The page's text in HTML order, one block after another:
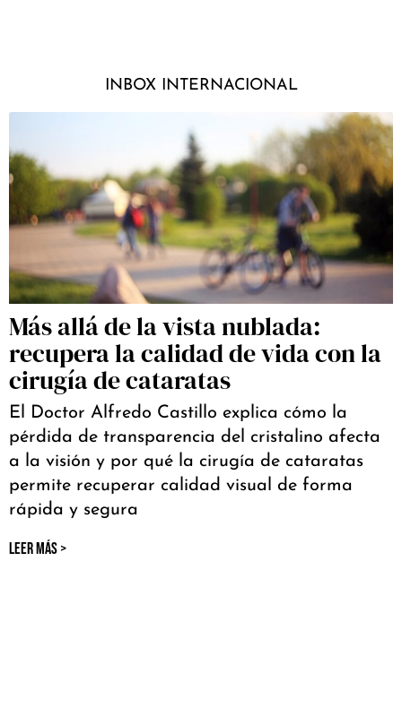
INBOX INTERNACIONAL
Más allá de la vista nublada:
recupera la calidad de vida con la
cirugía de cataratas
El Doctor Alfredo Castillo explica cómo la
pérdida de transparencia del cristalino afecta
a la visión y por qué la cirugía de cataratas
permite recuperar calidad visual de forma
rápida y segura
LEER MÁS >